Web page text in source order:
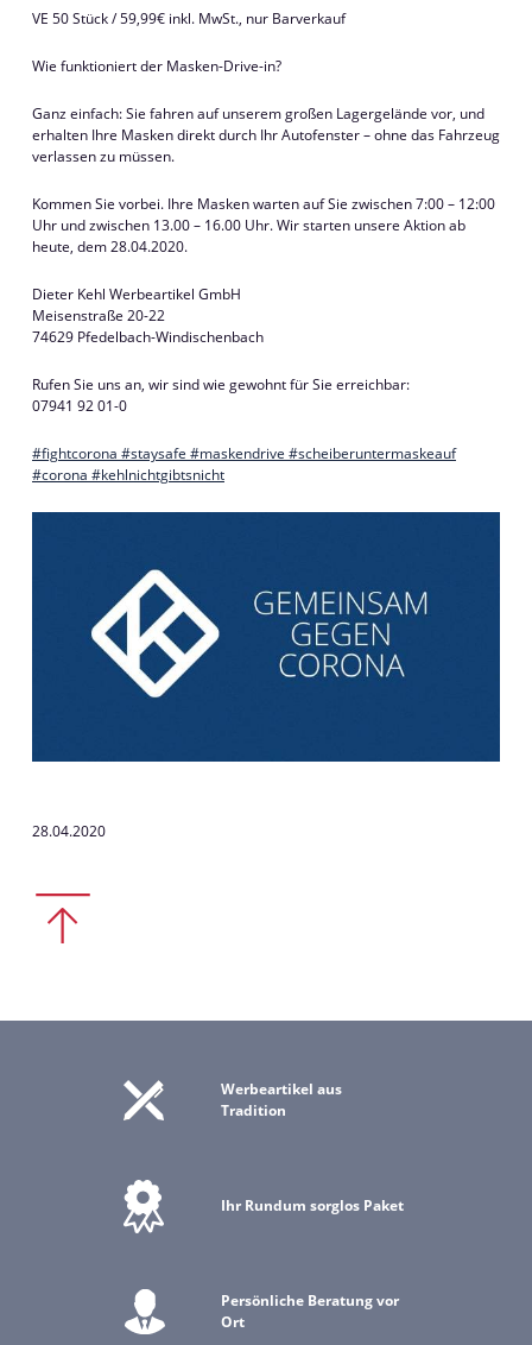
VE 50 Stück / 59,99€ inkl. MwSt., nur Barverkauf
Wie funktioniert der Masken-Drive-in?
Ganz einfach: Sie fahren auf unserem großen Lagergelände vor, und
erhalten Ihre Masken direkt durch Ihr Autofenster – ohne das Fahrzeug
verlassen zu müssen.
Kommen Sie vorbei. Ihre Masken warten auf Sie zwischen 7:00 – 12:00
Uhr und zwischen 13.00 – 16.00 Uhr. Wir starten unsere Aktion ab
heute, dem 28.04.2020.
Dieter Kehl Werbeartikel GmbH
Meisenstraße 20-22
74629 Pfedelbach-Windischenbach
Rufen Sie uns an, wir sind wie gewohnt für Sie erreichbar:
07941 92 01-0
#fightcorona #staysafe #maskendrive #scheiberuntermaskeauf
#corona #kehlnichtgibtsnicht
28.04.2020
Werbeartikel aus
Tradition
Ihr Rundum sorglos Paket
Persönliche Beratung vor
Ort